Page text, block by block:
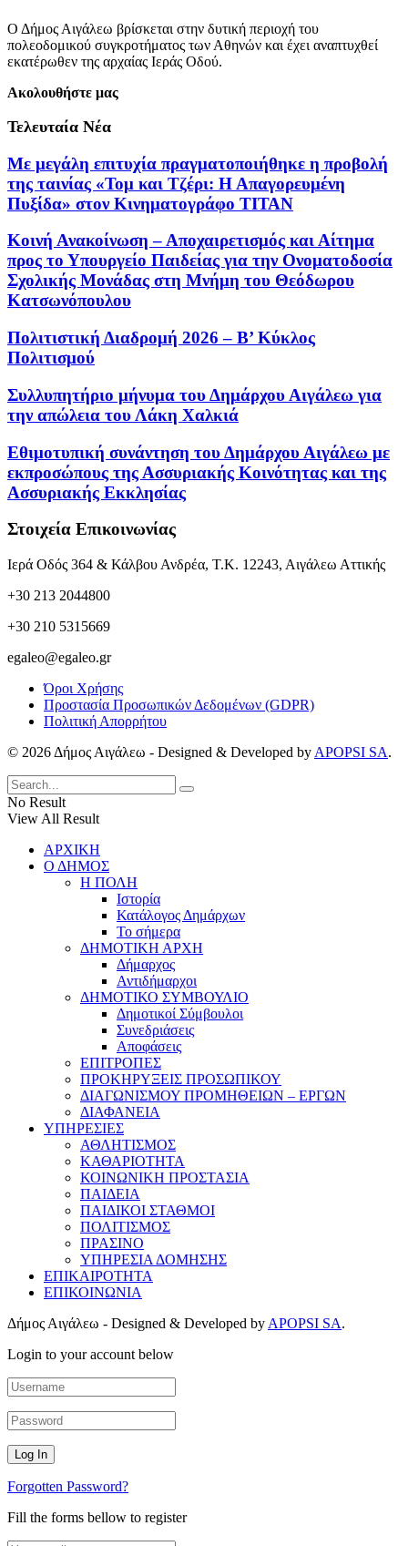
Ο Δήμος Αιγάλεω βρίσκεται στην δυτική περιοχή του
πολεοδομικού συγκροτήματος των Αθηνών και έχει αναπτυχθεί
εκατέρωθεν της αρχαίας Ιεράς Οδού.
Ακολουθήστε μας
Τελευταία Νέα
Με μεγάλη επιτυχία πραγματοποιήθηκε η προβολή
της ταινίας «Τομ και Τζέρι: Η Απαγορευμένη
Πυξίδα» στον Κινηματογράφο ΤΙΤΑΝ
Κοινή Ανακοίνωση – Αποχαιρετισμός και Αίτημα
προς το Υπουργείο Παιδείας για την Ονοματοδοσία
Σχολικής Μονάδας στη Μνήμη του Θεόδωρου
Κατσωνόπουλου
Πολιτιστική Διαδρομή 2026 – Β’ Κύκλος
Πολιτισμού
Συλλυπητήριο μήνυμα του Δημάρχου Αιγάλεω για
την απώλεια του Λάκη Χαλκιά
Εθιμοτυπική συνάντηση του Δημάρχου Αιγάλεω με
εκπροσώπους της Ασσυριακής Κοινότητας και της
Ασσυριακής Εκκλησίας
Στοιχεία Επικοινωνίας
Ιερά Οδός 364 & Κάλβου Ανδρέα, Τ.Κ. 12243, Αιγάλεω Αττικής
+30 213 2044800
+30 210 5315669
egaleo@egaleo.gr
Όροι Χρήσης
Προστασία Προσωπικών Δεδομένων (GDPR)
Πολιτική Απορρήτου
© 2026 Δήμος Αιγάλεω - Designed & Developed by APOPSI SA.
No Result
View All Result
ΑΡΧΙΚΗ
Ο ΔΗΜΟΣ
Η ΠΟΛΗ
Ιστορία
Κατάλογος Δημάρχων
Το σήμερα
ΔΗΜΟΤΙΚΗ ΑΡΧΗ
Δήμαρχος
Αντιδήμαρχοι
ΔΗΜΟΤΙΚΟ ΣΥΜΒΟΥΛΙΟ
Δημοτικοί Σύμβουλοι
Συνεδριάσεις
Αποφάσεις
ΕΠΙΤΡΟΠΕΣ
ΠΡΟΚΗΡΥΞΕΙΣ ΠΡΟΣΩΠΙΚΟΥ
ΔΙΑΓΩΝΙΣΜΟΥ ΠΡΟΜΗΘΕΙΩΝ – ΕΡΓΩΝ
ΔΙΑΦΑΝΕΙΑ
ΥΠΗΡΕΣΙΕΣ
ΑΘΛΗΤΙΣΜΟΣ
ΚΑΘΑΡΙΟΤΗΤΑ
ΚΟΙΝΩΝΙΚΗ ΠΡΟΣΤΑΣΙΑ
ΠΑΙΔΕΙΑ
ΠΑΙΔΙΚΟΙ ΣΤΑΘΜΟΙ
ΠΟΛΙΤΙΣΜΟΣ
ΠΡΑΣΙΝΟ
ΥΠΗΡΕΣΙΑ ΔΟΜΗΣΗΣ
ΕΠΙΚΑΙΡΟΤΗΤΑ
ΕΠΙΚΟΙΝΩΝΙΑ
Δήμος Αιγάλεω - Designed & Developed by APOPSI SA.
Login to your account below
Forgotten Password?
Fill the forms bellow to register